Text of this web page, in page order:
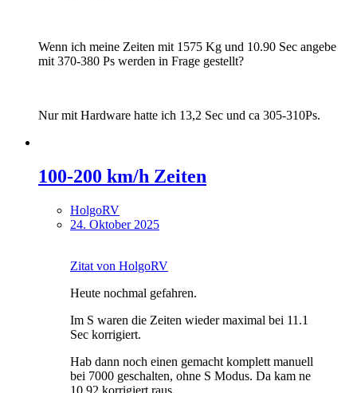
Wenn ich meine Zeiten mit 1575 Kg und 10.90 Sec angebe
mit 370-380 Ps werden in Frage gestellt?
Nur mit Hardware hatte ich 13,2 Sec und ca 305-310Ps.
100-200 km/h Zeiten
HolgoRV
24. Oktober 2025
Zitat von HolgoRV
Heute nochmal gefahren.
Im S waren die Zeiten wieder maximal bei 11.1
Sec korrigiert.
Hab dann noch einen gemacht komplett manuell
bei 7000 geschalten, ohne S Modus. Da kam ne
10.92 korrigiert raus.